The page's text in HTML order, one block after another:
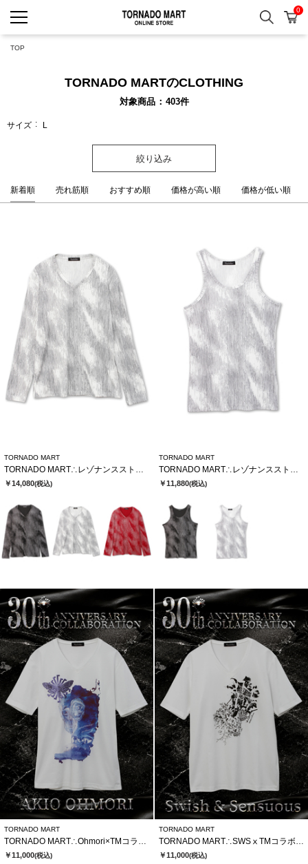
検索 カ
0
TOP
TORNADO MARTのCLOTHING
対象商品 403件
サイズ L
絞り込み
新着順 売れ筋順 おすすめ順 価格が高い順 価格が低い順
TORNADO MART
￥14,080(税込)
TORNADO MART
￥11,880(税込)
TORNADO MART
TORNADO MART∴Ohmori×TMコラボTシャツ
￥11,000(税込)
TORNADO MART
TORNADO MART∴SWSⅹTMコラボTシャツ
￥11,000(税込)